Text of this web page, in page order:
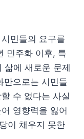
민들의 요구를
민주화 이후, 특
에 새로운 문제
만으로는 시민들
수 없다는 사실
영향력을 잃어
이 채우지 못한